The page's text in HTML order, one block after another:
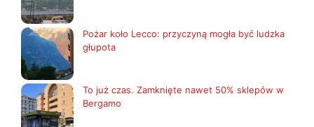
Pożar koło Lecco: przyczyną mogła być ludzka
głupota
To już czas. Zamknięte nawet 50% sklepów w
Bergamo